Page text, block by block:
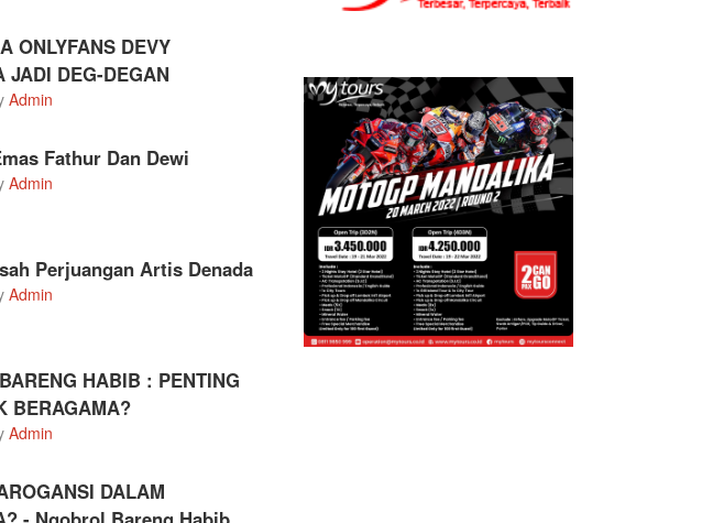
ONLYFANS DEVY
JADI DEG-DEGAN
Admin
Fathur Dan Dewi
Admin
Perjuangan Artis Denada
Admin
HABIB : PENTING
BERAGAMA?
Admin
DALAM